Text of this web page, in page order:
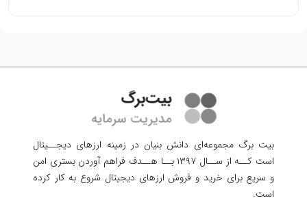
بیت برگ مجموعه‌ای دانش بنیان در زمینه ارزهای دیجــیتال
است کــه از ســال ۱۳۹۷ بــا هــدف فراهم آوردن
بستری امن
و سریع برای خرید و فروش ارزهای دیجیتال شروع به کار کرده
است.